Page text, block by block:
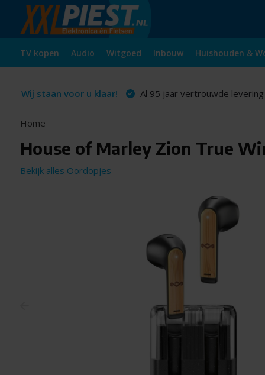
TV kopen Audio Witgoed Inbouw Huishouden &
Wij staan voor u klaar! Al 95 jaar vertrouwde
Home
House of Marley Zion True
Bekijk alles Oordopjes